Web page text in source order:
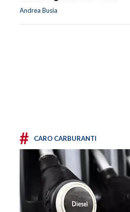
Andrea Busia
# CARO CARBURANTI